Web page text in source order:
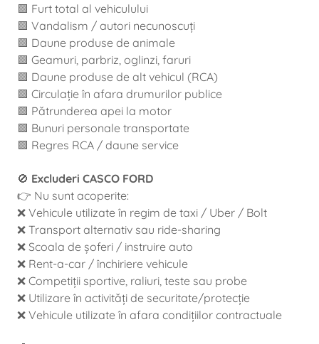
🟩 Furt total al vehiculului
🟩 Vandalism / autori necunoscuți
🟩 Daune produse de animale
🟩 Geamuri, parbriz, oglinzi, faruri
🟩 Daune produse de alt vehicul (RCA)
🟩 Circulație în afara drumurilor publice
🟩 Pătrunderea apei la motor
🟩 Bunuri personale transportate
🟩 Regres RCA / daune service
🚫 Excluderi CASCO FORD
👉 Nu sunt acoperite:
❌ Vehicule utilizate în regim de taxi / Uber / Bolt
❌ Transport alternativ sau ride-sharing
❌ Scoala de șoferi / instruire auto
❌ Rent-a-car / închiriere vehicule
❌ Competiții sportive, raliuri, teste sau probe
❌ Utilizare în activități de securitate/protecție
❌ Vehicule utilizate în afara condițiilor contractuale